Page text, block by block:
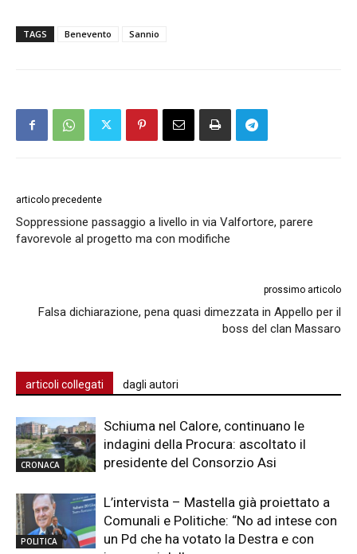
TAGS Benevento Sannio
articolo precedente
Soppressione passaggio a livello in via Valfortore, parere
favorevole al progetto ma con modifiche
prossimo articolo
Falsa dichiarazione, pena quasi dimezzata in Appello per il
boss del clan Massaro
articoli collegati dagli autori
CRONACA
Schiuma nel Calore, continuano le
indagini della Procura: ascoltato il
presidente del Consorzio Asi
POLITICA
L’intervista – Mastella già proiettato a
Comunali e Politiche: “No ad intese con
un Pd che ha votato la Destra e con